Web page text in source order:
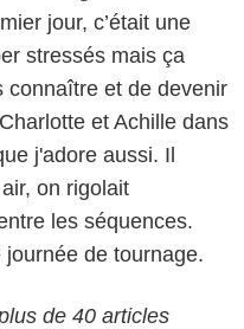
jour, c’était une
stressés mais ça
connaître et de devenir
et Achille dans
j'adore aussi. Il
on rigolait
les séquences.
de tournage.
de 40 articles